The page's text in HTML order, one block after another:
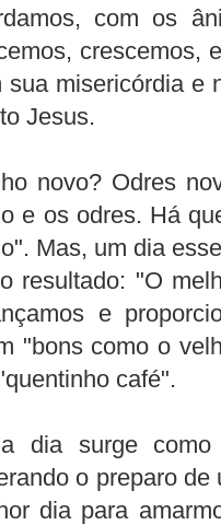
com os
crescemos,
sua misericórdia e
Jesus.
novo? Odres
e os odres. Há
Mas, um dia
resultado: "O
e
"bons como o
café".
dia surge
o preparo
dia para